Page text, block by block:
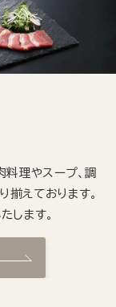
理やスープ、調
揃えております。
します。